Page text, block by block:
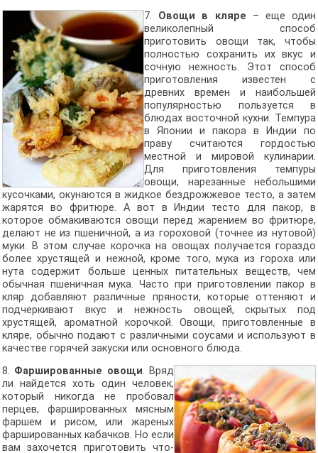
7. Овощи в кляре – еще один
великолепный способ
приготовить овощи так, чтобы
полностью сохранить их вкус и
сочную нежность. Этот способ
приготовления известен с
древних времен и наибольшей
популярностью пользуется в
блюдах восточной кухни. Темпура
в Японии и пакора в Индии по
праву считаются гордостью
местной и мировой кулинарии.
Для приготовления темпуры
овощи, нарезанные небольшими
кусочками, окунаются в жидкое бездрожжевое тесто, а затем
жарятся во фритюре. А вот в Индии тесто для пакор, в
которое обмакиваются овощи перед жарением во фритюре,
делают не из пшеничной, а из гороховой (точнее из нутовой)
муки. В этом случае корочка на овощах получается гораздо
более хрустящей и нежной, кроме того, мука из гороха или
нута содержит больше ценных питательных веществ, чем
обычная пшеничная мука. Часто при приготовлении пакор в
кляр добавляют различные пряности, которые оттеняют и
подчеркивают вкус и нежность овощей, скрытых под
хрустящей, ароматной корочкой. Овощи, приготовленные в
кляре, обычно подают с различными соусами и используют в
качестве горячей закуски или основного блюда.
8. Фаршированные овощи. Вряд
ли найдется хоть один человек,
который никогда не пробовал
перцев, фаршированных мясным
фаршем и рисом, или жареных
фаршированных кабачков. Но если
вам захочется приготовить что-